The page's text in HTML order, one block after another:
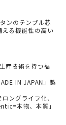
ンのテンプル芯
る機能性の高い
産技術を持つ福
IN JAPAN」製
ングライフ化、
本物、本質」